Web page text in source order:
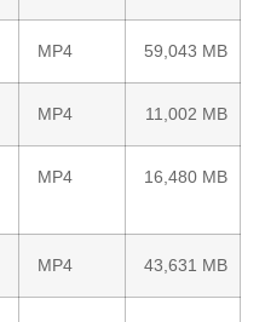
MP4 59,043 MB
MP4 11,002 MB
MP4 16,480 MB
MP4 43,631 MB